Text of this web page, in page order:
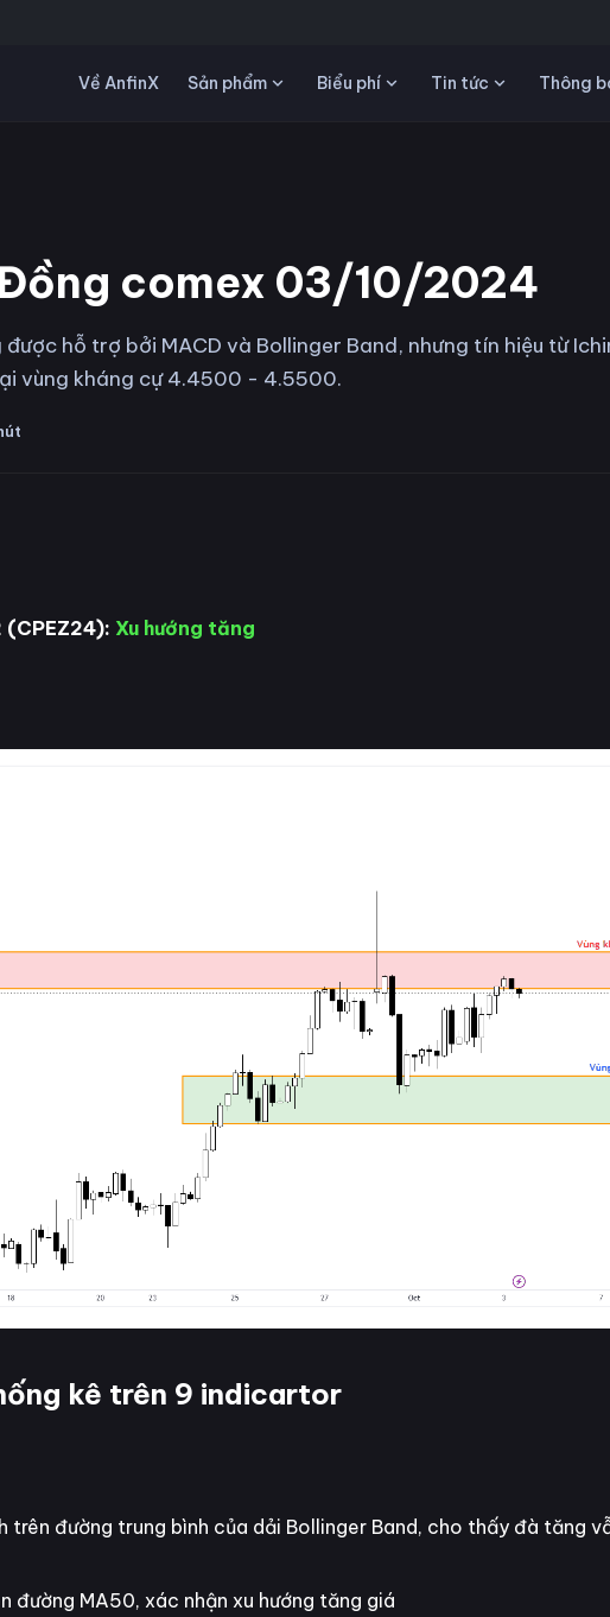
Về AnfinX Sản phẩm Biểu phí Tin tức Thông
comex 03/10/2024
hỗ trợ bởi MACD và Bollinger Band, nhưng tín hiệu từ
vùng kháng cự 4.4500 - 4.5500.
(CPEZ24): Xu hướng tăng
kê trên 9 indicartor
trên đường trung bình của dải Bollinger Band, cho thấy đà tăng
đường MA50, xác nhận xu hướng tăng giá